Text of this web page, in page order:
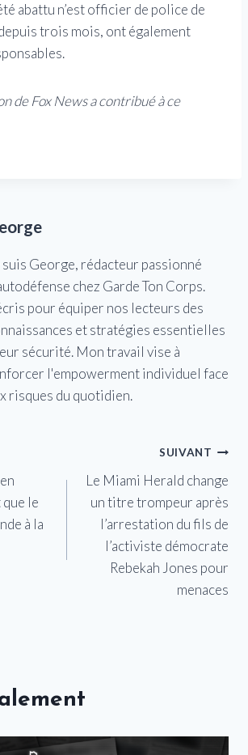
abattu n’est officier de police de
trois mois, ont également
de Fox News a contribué à ce
suis George, rédacteur passionné
chez Garde Ton Corps.
pour équiper nos lecteurs des
et stratégies essentielles
sécurité. Mon travail vise à
l'empowerment individuel face
risques du quotidien.
le
à la
SUIVANT
Le Miami Herald change
un titre trompeur après
l’arrestation du fils de
l’activiste démocrate
Rebekah Jones pour
menaces